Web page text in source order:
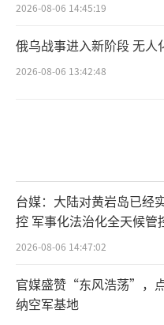
2026-08-06 14:45:19
俄乌战事进入新阶段 无人
2026-08-06 13:42:48
台媒：大陆对黄岩岛已经
控 军事化法治化全天候管
2026-08-06 14:47:02
官媒盛赞“东风浩荡”，
纳空军基地